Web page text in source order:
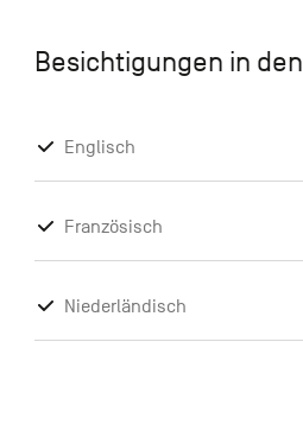
Besichtigungen in
Englisch
Französisch
Niederländisch